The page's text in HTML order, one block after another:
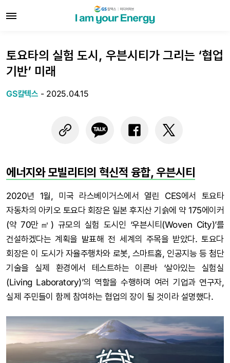
토요타의 실험 도시, 우븐시티가 그리는 ‘협업
기반’ 미래
GS칼텍스 - 2025.04.15
에너지와 모빌리티의 혁신적 융합, 우븐시티
2020년 1월, 미국 라스베이거스에서 열린 CES에서 토요타
자동차의 아키오 토요다 회장은 일본 후지산 기슭에 약 175에이커
(약 70만㎡) 규모의 실험 도시인 ‘우븐시티(Woven City)’를
건설하겠다는 계획을 발표해 전 세계의 주목을 받았다. 토요다
회장은 이 도시가 자율주행차와 로봇, 스마트홈, 인공지능 등 첨단
기술을 실제 환경에서 테스트하는 이른바 ‘살아있는 실험실
(Living Laboratory)’의 역할을 수행하며 여러 기업과 연구자,
실제 주민들이 함께 참여하는 협업의 장이 될 것이라 설명했다.